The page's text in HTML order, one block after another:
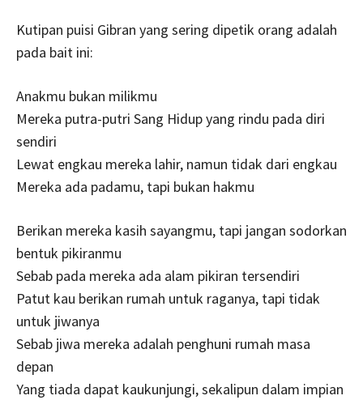
Kutipan puisi Gibran yang sering dipetik orang adalah
pada bait ini:
Anakmu bukan milikmu
Mereka putra-putri Sang Hidup yang rindu pada diri
sendiri
Lewat engkau mereka lahir, namun tidak dari engkau
Mereka ada padamu, tapi bukan hakmu
Berikan mereka kasih sayangmu, tapi jangan sodorkan
bentuk pikiranmu
Sebab pada mereka ada alam pikiran tersendiri
Patut kau berikan rumah untuk raganya, tapi tidak
untuk jiwanya
Sebab jiwa mereka adalah penghuni rumah masa
depan
Yang tiada dapat kaukunjungi, sekalipun dalam impian